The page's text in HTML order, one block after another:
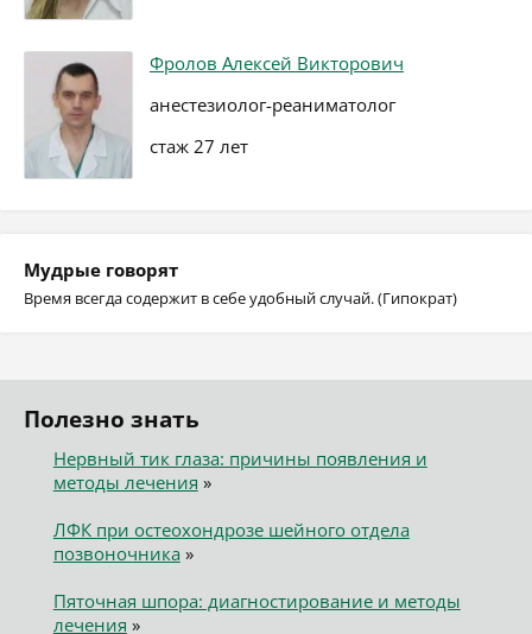
Фролов Алексей Викторович
анестезиолог-реаниматолог
стаж 27 лет
Мудрые говорят
Время всегда содержит в себе удобный случай. (Гипократ)
Полезно знать
Нервный тик глаза: причины появления и
методы лечения »
ЛФК при остеохондрозе шейного отдела
позвоночника»
Пяточная шпора: диагностирование и методы
лечения »